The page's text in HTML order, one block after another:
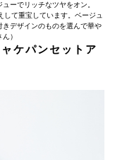
ーでリッチなツヤをオン。
して重宝しています。ベージュ
デザインのものを選んで華や
）
ケパンセットア